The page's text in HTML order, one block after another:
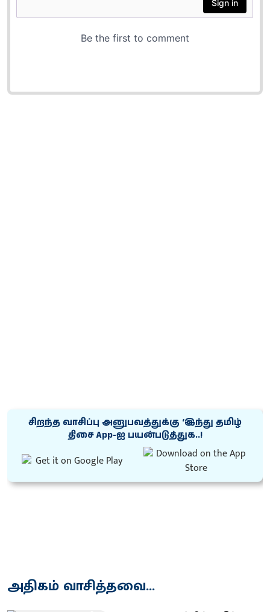
சிறந்த வாசிப்பு அனுபவத்துக்கு ‘இந்து தமிழ்
திசை App-ஐ பயன்படுத்துக..!
அதிகம் வாசித்தவை...